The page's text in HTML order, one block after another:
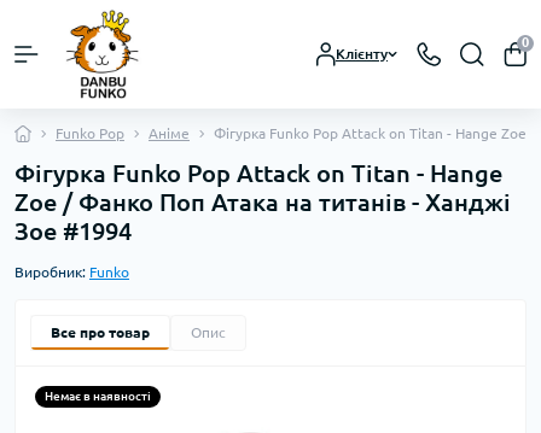
Клієнту
0
Funko Pop Аніме Фігурка Funko Pop Attack on Titan - Hange Zoe
Фігурка Funko Pop Attack on Titan - Hange
Zoe / Фанко Поп Атака на титанів - Ханджі
Зое #1994
Виробник: Funko
Все про товар Опис
Немає в наявності